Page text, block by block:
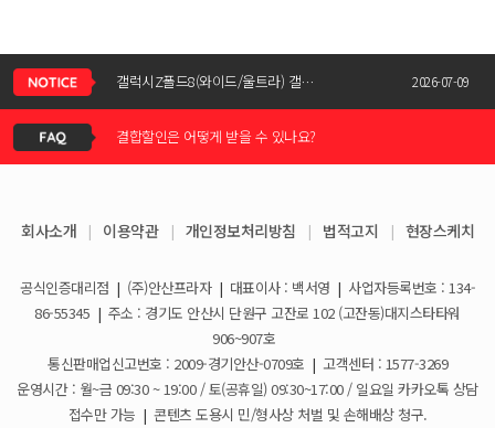
갤럭시Z폴드8(와이드/울트라) 갤럭시Z플립8 사전예약 공지사항 2026-07-09
KT스토어 공식 신청서 작성 관련 자주 묻는 질문
아이폰17e 사전예약 공지사항
갤럭시S26 사전예약 공지사항
신청서 조회는 어떻게 하나요?
결합할인은 어떻게 받을 수 있나요?
휴대폰 일시불로 구매도 가능한가요?
요금제 변경은 언제할 수 있나요?
더블할인카드는 어떻게 등록 하나요?
휴대폰 구매 후 불량이면 어떻게 하나요?
회사소개 | 이용약관 | 개인정보처리방침 | 법적고지 | 현장스케치
공식인증대리점 | (주)안산프라자 | 대표이사 : 백서영 | 사업자등록번호 : 134-
86-55345 | 주소 : 경기도 안산시 단원구 고잔로 102 (고잔동)대지스타타워
906~907호
통신판매업신고번호 : 2009-경기안산-0709호 | 고객센터 : 1577-3269
운영시간 : 월~금 09:30 ~ 19:00 / 토(공휴일) 09:30~17:00 / 일요일 카카오톡 상담
접수만 가능 | 콘텐츠 도용시 민/형사상 처벌 및 손해배상 청구.